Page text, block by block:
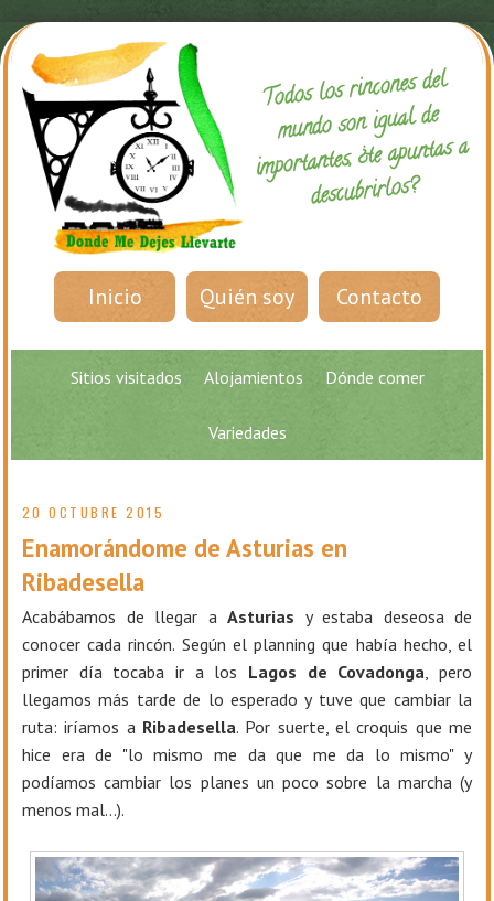
Todos los rincones del
mundo son igual de
importantes, ¿te apuntas a
descubrirlos?
Inicio Quién soy Contacto
Sitios visitados Alojamientos Dónde comer
Variedades
20 OCTUBRE 2015
Enamorándome de Asturias en
Ribadesella
Acabábamos de llegar a Asturias y estaba deseosa de
conocer cada rincón. Según el planning que había hecho, el
primer día tocaba ir a los Lagos de Covadonga , pero
llegamos más tarde de lo esperado y tuve que cambiar la
ruta: iríamos a Ribadesella. Por suerte, el croquis que me
hice era de "lo mismo me da que me da lo mismo" y
podíamos cambiar los planes un poco sobre la marcha (y
menos mal…).